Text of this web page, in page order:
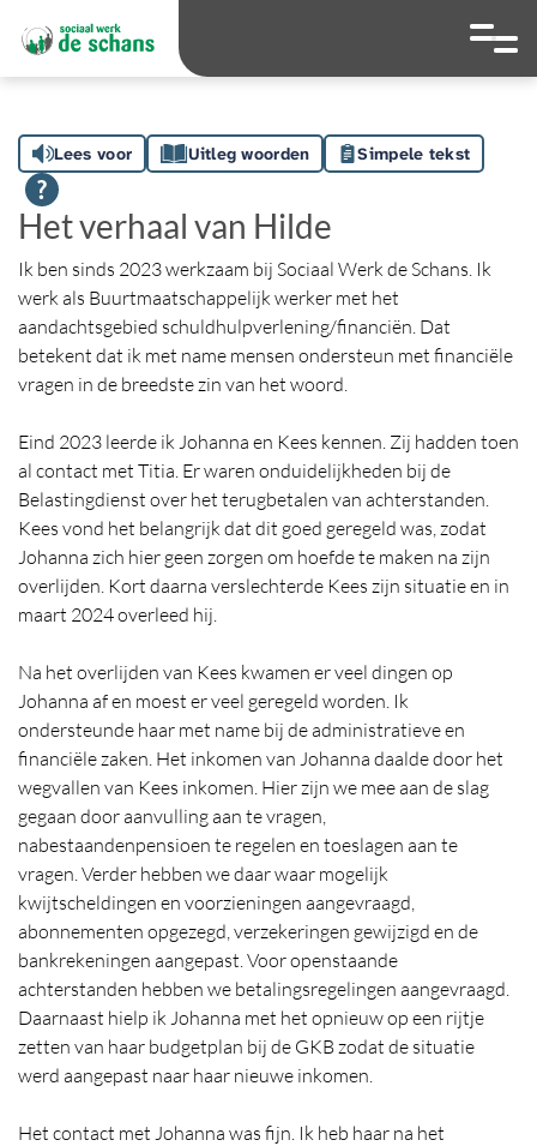
Hoog contrast
Ga naar
Lees voor Uitleg woorden Simpele tekst
Het verhaal van Hilde
Ik ben sinds 2023 werkzaam bij Sociaal Werk de Schans. Ik
werk als Buurtmaatschappelijk werker met het
aandachtsgebied schuldhulpverlening/financiën. Dat
betekent dat ik met name mensen ondersteun met financiële
vragen in de breedste zin van het woord.
Eind 2023 leerde ik Johanna en Kees kennen. Zij hadden toen
al contact met Titia. Er waren onduidelijkheden bij de
Belastingdienst over het terugbetalen van achterstanden.
Kees vond het belangrijk dat dit goed geregeld was, zodat
Johanna zich hier geen zorgen om hoefde te maken na zijn
overlijden. Kort daarna verslechterde Kees zijn situatie en in
maart 2024 overleed hij.
Na het overlijden van Kees kwamen er veel dingen op
Johanna af en moest er veel geregeld worden. Ik
ondersteunde haar met name bij de administratieve en
financiële zaken. Het inkomen van Johanna daalde door het
wegvallen van Kees inkomen. Hier zijn we mee aan de slag
gegaan door aanvulling aan te vragen,
nabestaandenpensioen te regelen en toeslagen aan te
vragen. Verder hebben we daar waar mogelijk
kwijtscheldingen en voorzieningen aangevraagd,
abonnementen opgezegd, verzekeringen gewijzigd en de
bankrekeningen aangepast. Voor openstaande
achterstanden hebben we betalingsregelingen aangevraagd.
Daarnaast hielp ik Johanna met het opnieuw op een rijtje
zetten van haar budgetplan bij de GKB zodat de situatie
werd aangepast naar haar nieuwe inkomen.
Het contact met Johanna was fijn. Ik heb haar na het